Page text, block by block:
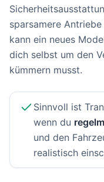
sparsamere
kann ein neues
dich selbst um den
kümmern musst.
Sinnvoll ist
wenn du
und den
realistisch